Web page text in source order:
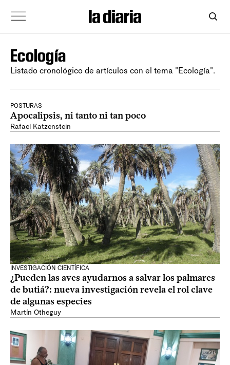
Ecología
Listado cronológico de artículos con el tema "Ecología".
POSTURAS
Apocalipsis, ni tanto ni tan poco
Rafael Katzenstein
INVESTIGACIÓN CIENTÍFICA
¿Pueden las aves ayudarnos a salvar los palmares
de butiá?: nueva investigación revela el rol clave
de algunas especies
Martín Otheguy